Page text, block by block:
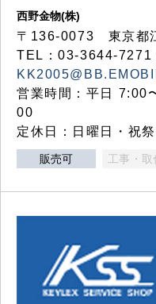
西野金物(株)
〒136-0073 東京都
TEL：
営業時間：平日 7:00
00
定休日：日曜日・祝祭
販売可 工事・取